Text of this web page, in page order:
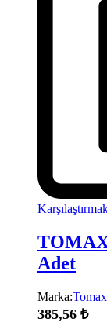
Adet
Marka:Tomax
385,56 ₺